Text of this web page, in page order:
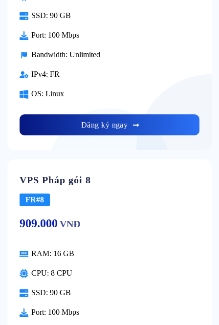
SSD: 90 GB
Port: 100 Mbps
Bandwidth: Unlimited
IPv4: FR
OS: Linux
Đăng ký ngay
VPS Pháp gói 8
FR#8
909.000 VNĐ
RAM: 16 GB
CPU: 8 CPU
SSD: 90 GB
Port: 100 Mbps